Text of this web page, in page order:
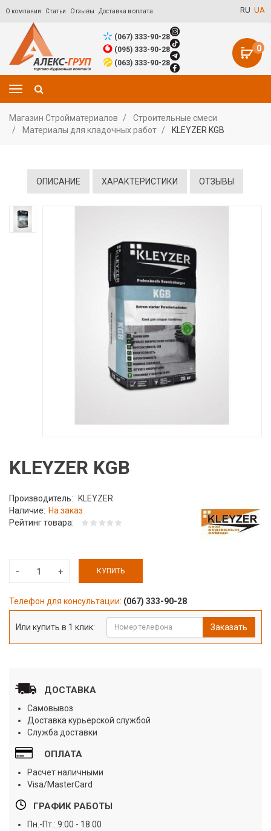
О компании Статьи Отзывы Доставка и оплата RU UA
0
(067) 333-90-28
(095) 333-90-28
(063) 333-90-28
Магазин Стройматериалов
Строительные смеси
Материалы для кладочных работ
KLEYZER KGB
ОПИСАНИЕ ХАРАКТЕРИСТИКИ ОТЗЫВЫ
KLEYZER KGB
Производитель:
KLEYZER
Наличие: На заказ
Рейтинг товара:
КУПИТЬ
Телефон для консультации: (067) 333-90-28
Или купить в 1 клик: Заказать
ДОСТАВКА
Самовывоз
Доставка курьерской службой
Служба доставки
ОПЛАТА
Расчет наличными
Visa/MasterCard
ГРАФИК РАБОТЫ
Пн.-Пт.: 9:00 - 18:00